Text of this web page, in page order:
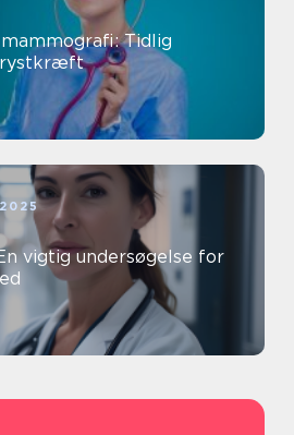
Tidlig
vigtig undersøgelse for